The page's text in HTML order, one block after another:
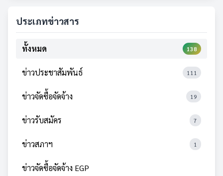
ประเภทข่าวสาร
ทั้งหมด 138
ข่าวประชาสัมพันธ์ 111
ข่าวจัดซื้อจัดจ้าง 19
ข่าวรับสมัคร 7
ข่าวสภาฯ 1
ข่าวจัดซื้อจัดจ้าง EGP